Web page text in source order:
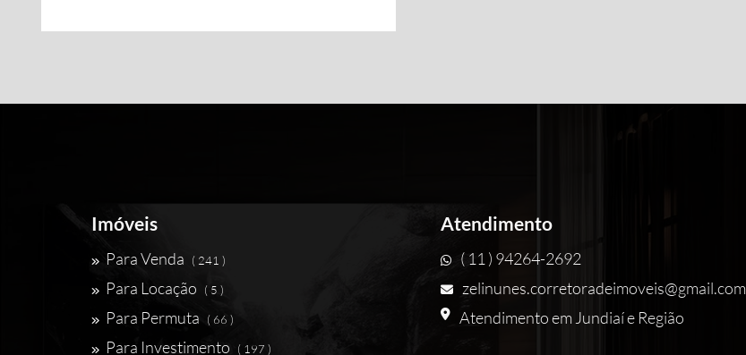
Imóveis
Para Venda ( 241 )
Para Locação ( 5 )
Para Permuta ( 66 )
Para Investimento ( 197 )
Atendimento
( 11 ) 94264-2692
zelinunes.corretoradeimoveis@gmail.com
Atendimento em Jundiaí e Região